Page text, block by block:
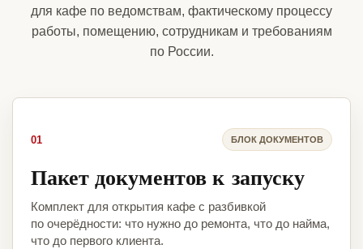
для кафе по ведомствам, фактическому процессу
работы, помещению, сотрудникам и требованиям
по России.
01 БЛОК ДОКУМЕНТОВ
Пакет документов к запуску
Комплект для открытия кафе с разбивкой
по очерёдности: что нужно до ремонта, что до найма,
что до первого клиента.